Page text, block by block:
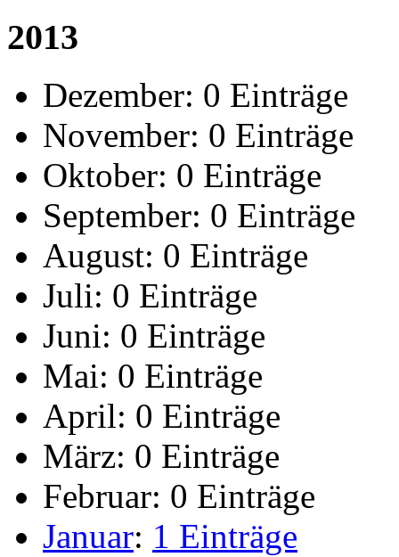
2013
Dezember: 0 Einträge
November: 0 Einträge
Oktober: 0 Einträge
September: 0 Einträge
August: 0 Einträge
Juli: 0 Einträge
Juni: 0 Einträge
Mai: 0 Einträge
April: 0 Einträge
März: 0 Einträge
Februar: 0 Einträge
Januar: 1 Einträge